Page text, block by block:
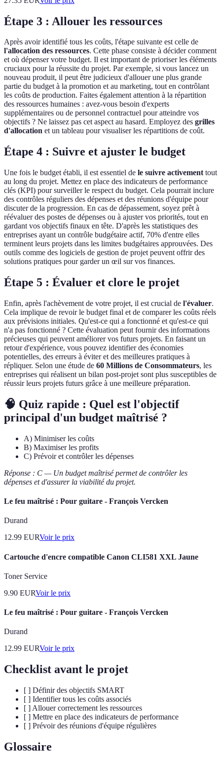
Étape 3 : Allouer les ressources
Après avoir identifié tous les coûts, l'étape suivante est celle de
l'allocation des ressources. Cette phase consiste à décider comment
et où dépenser votre budget. Il est important de prioriser les éléments
cruciaux pour la réussite du projet. Par exemple, si vous lancez un
nouveau produit, il peut être judicieux d'allouer une plus grande
partie du budget à la promotion et au marketing, tout en contrôlant
les coûts de production. Faites également attention à la répartition
des ressources humaines : avez-vous besoin d'experts
supplémentaires ou de personnel contractuel pour atteindre vos
objectifs ? Ne laissez pas cet aspect au hasard. Employez des grilles
d'allocation et un tableau pour visualiser les répartitions de coût.
Étape 4 : Suivre et ajuster le budget
Une fois le budget établi, il est essentiel de le suivre activement tout
au long du projet. Mettez en place des indicateurs de performance
clés (KPI) pour surveiller le respect du budget. Cela pourrait inclure
des contrôles réguliers des dépenses et des réunions d'équipe pour
discuter de la progression. En cas de dépassement, soyez prêt à
réévaluer des postes de dépenses ou à ajuster vos priorités, tout en
gardant vos objectifs finaux en tête. D'après les statistiques des
entreprises ayant un contrôle budgétaire actif, 70% d'entre elles
terminent leurs projets dans les limites budgétaires approuvées. Des
outils comme des logiciels de gestion de projet peuvent offrir des
solutions pratiques pour garder un œil sur vos finances.
Étape 5 : Évaluer et clore le projet
Enfin, après l'achèvement de votre projet, il est crucial de l'évaluer.
Cela implique de revoir le budget final et de comparer les coûts réels
aux prévisions initiales. Qu'est-ce qui a fonctionné et qu'est-ce qui
n'a pas fonctionné ? Cette évaluation peut fournir des informations
précieuses qui peuvent améliorer vos futurs projets. En faisant un
retour d'expérience, vous pouvez identifier des économies
potentielles, des erreurs à éviter et des meilleures pratiques à
répliquer. Selon une étude de 60 Millions de Consommateurs, les
entreprises qui réalisent un bilan post-projet sont plus susceptibles de
réussir leurs projets futurs grâce à une meilleure préparation.
🧠 Quiz rapide : Quel est l'objectif
principal d'un budget maîtrisé ?
A) Minimiser les coûts
B) Maximiser les profits
C) Prévoir et contrôler les dépenses
Réponse : C — Un budget maîtrisé permet de contrôler les
dépenses et d'assurer la viabilité du projet.
Le feu maîtrisé : Pour guitare - François Vercken
Durand
12.99 EURVoir le prix
Cartouche d'encre compatible Canon CLI581 XXL Jaune
Toner Service
9.90 EURVoir le prix
Le feu maîtrisé : Pour guitare - François Vercken
Durand
12.99 EURVoir le prix
Checklist avant le projet
[ ] Définir des objectifs SMART
[ ] Identifier tous les coûts associés
[ ] Allouer correctement les ressources
[ ] Mettre en place des indicateurs de performance
[ ] Prévoir des réunions d'équipe régulières
Glossaire